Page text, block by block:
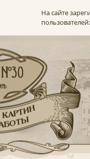
На сайте
пользователей: